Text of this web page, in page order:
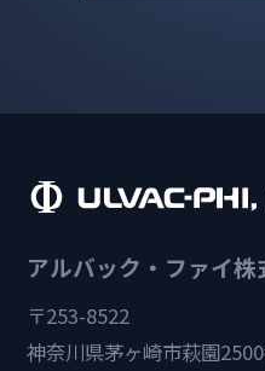
アルバック・ファイ株
〒253-8522
神奈川県茅ヶ崎市萩園